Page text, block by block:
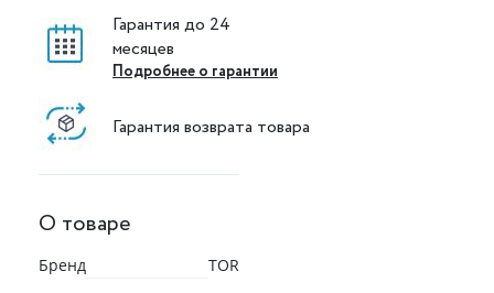
Гарантия до 24
месяцев
Подробнее о гарантии
Гарантия возврата товара
О товаре
Бренд
TOR